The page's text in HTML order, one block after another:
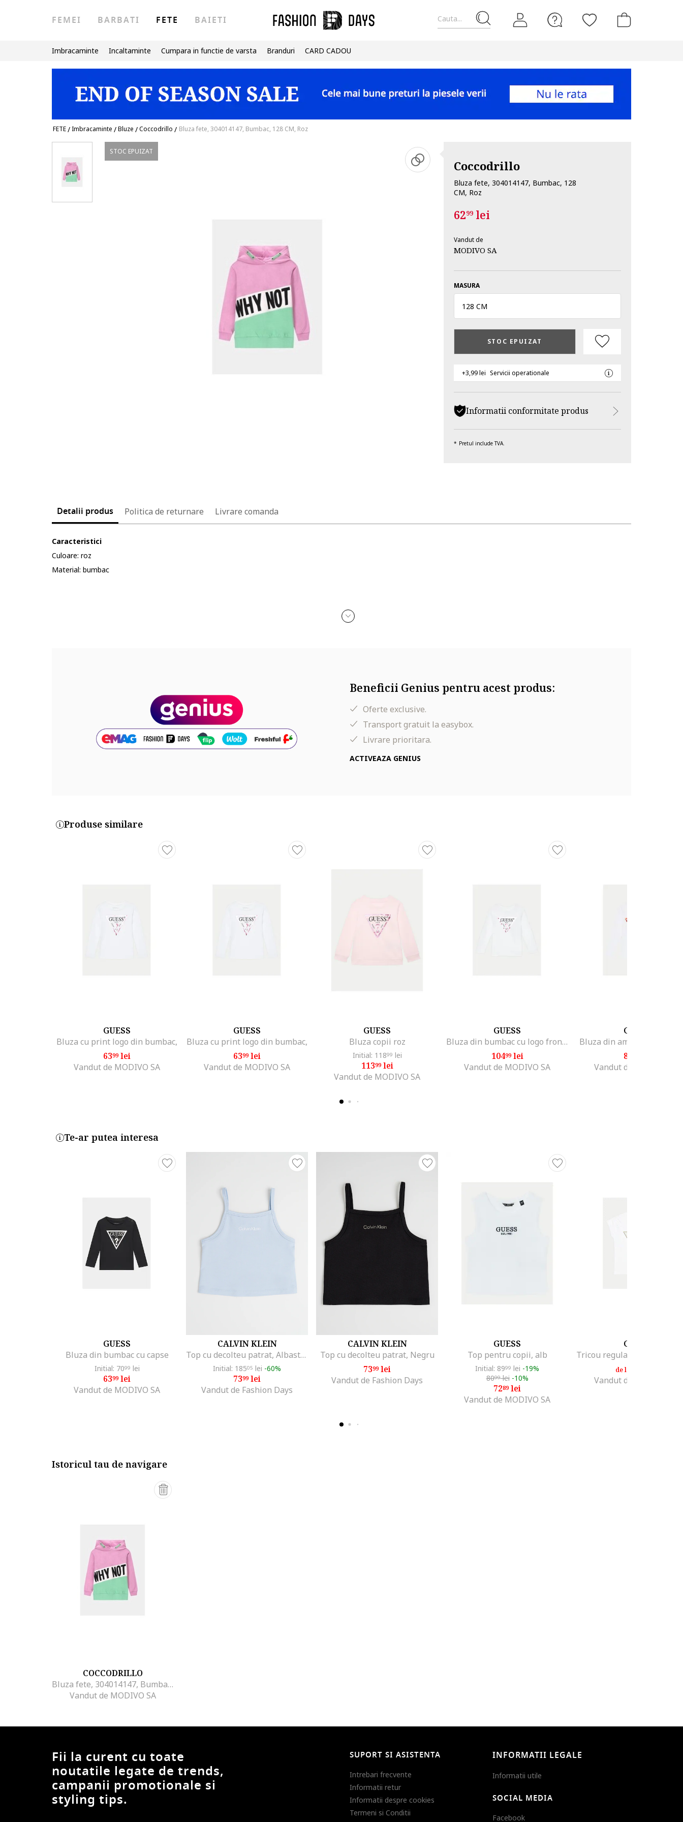
Cauta...
FEMEI BARBATI FETE BAIETI
Imbracaminte Incaltaminte Cumpara in functie de varsta Branduri CARD CADOU
FETE/Imbracaminte /Bluze /Coccodrillo / Bluza fete, 304014147, Bumbac, 128 CM, Roz
STOC EPUIZAT
Coccodrillo
Bluza fete, 304014147, Bumbac, 128
CM, Roz
6299lei
Vandut de
MODIVO SA
MASURA
128 CM
STOC EPUIZAT
+3,99 lei Servicii operationale
Informatii conformitate produs
Pretul include TVA.
Detalii produs Politica de returnare Livrare comanda
Caracteristici
Culoare: roz
Material: bumbac
Beneficii Genius pentru acest produs:
Oferte exclusive.
Transport gratuit la easybox.
Livrare prioritara.
ACTIVEAZA GENIUS
Produse similare
GUESS
Bluza cu print logo din bumbac,
6399lei
Vandut de MODIVO SA
GUESS
Bluza cu print logo din bumbac,
6399lei
Vandut de MODIVO SA
GUESS
Bluza copii roz
Initial: 11899 lei
11399lei
Vandut de MODIVO SA
GUESS
Bluza din bumbac cu logo frontal
10499lei
Vandut de MODIVO SA
GUESS
Bluza din amestec din
88
Vandut de MODIVO SA
Te-ar putea interesa
GUESS
Bluza din bumbac cu capse
Initial: 7099 lei
6399lei
Vandut de MODIVO SA
CALVIN KLEIN
Top cu decolteu patrat, Albastru deschis
Initial: 18505 lei -60%
7399lei
Vandut de Fashion Days
CALVIN KLEIN
Top cu decolteu patrat, Negru
7399lei
Vandut de Fashion Days
GUESS
Top pentru copii, alb
Initial: 8999 lei -19%
8099lei -10%
7289lei
Vandut de MODIVO SA
GUESS
de la
Vandut de MODIVO SA
Istoricul tau de navigare
COCCODRILLO
Bluza fete, 304014147, Bumbac, 128 CM, Roz
Vandut de MODIVO SA
Fii la curent cu toate
noutatile legate de trends,
campanii promotionale si
styling tips.
SUPORT SI ASISTENTA
Intrebari frecvente
Informatii retur
Informatii despre cookies
Termeni si Conditii
INFORMATII LEGALE
Informatii utile
SOCIAL MEDIA
Facebook